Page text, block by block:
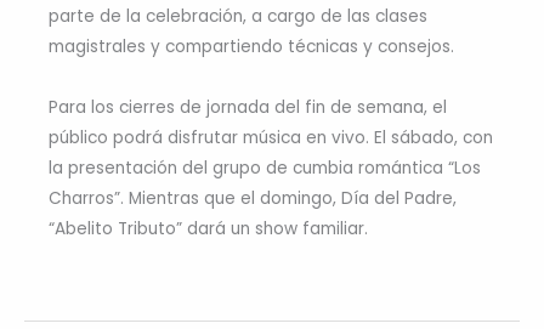
parte de la celebración, a cargo de las clases
magistrales y compartiendo técnicas y consejos.
Para los cierres de jornada del fin de semana, el
público podrá disfrutar música en vivo. El sábado, con
la presentación del grupo de cumbia romántica “Los
Charros”. Mientras que el domingo, Día del Padre,
“Abelito Tributo” dará un show familiar.